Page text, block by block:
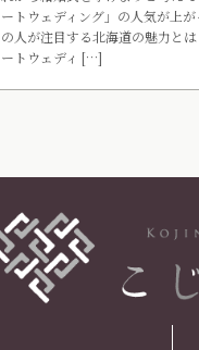
ートウェディング」の人気が上
の人が注目する北海道の魅力と
ートウェディ […]